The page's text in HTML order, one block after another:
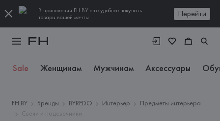
В приложении FH.BY еще удобнее покупать
товары вашей мечты
Перейти
Sale Женщинам Мужчинам Аксессуары
FH.BY Бренды BYREDO Интерьер
Предметы интерьера
Свечи и подсвечники